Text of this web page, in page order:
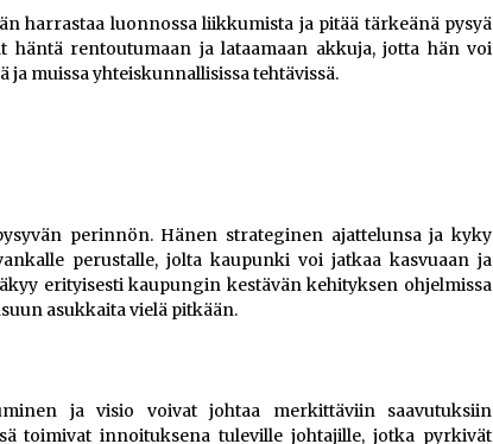
harrastaa luonnossa liikkumista ja pitää tärkeänä pysyä
häntä rentoutumaan ja lataamaan akkuja, jotta hän voi
muissa yhteiskunnallisissa tehtävissä.
perinnön. Hänen strateginen ajattelunsa ja kyky
perustalle, jolta kaupunki voi jatkaa kasvuaan ja
erityisesti kaupungin kestävän kehityksen ohjelmissa
asukkaita vielä pitkään.
ja visio voivat johtaa merkittäviin saavutuksiin
toimivat innoituksena tuleville johtajille, jotka pyrkivät